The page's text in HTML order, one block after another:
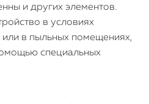
и других элементов.
в условиях
в пыльных помещениях,
специальных